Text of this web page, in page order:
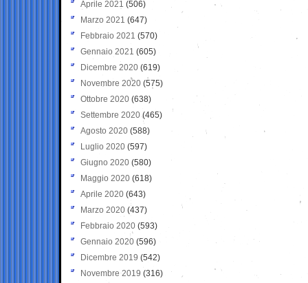
Aprile 2021 (506)
Marzo 2021 (647)
Febbraio 2021 (570)
Gennaio 2021 (605)
Dicembre 2020 (619)
Novembre 2020 (575)
Ottobre 2020 (638)
Settembre 2020(465)
Agosto 2020 (588)
Luglio 2020 (597)
Giugno 2020 (580)
Maggio 2020 (618)
Aprile 2020 (643)
Marzo 2020 (437)
Febbraio 2020 (593)
Gennaio 2020 (596)
Dicembre 2019 (542)
Novembre 2019 (316)